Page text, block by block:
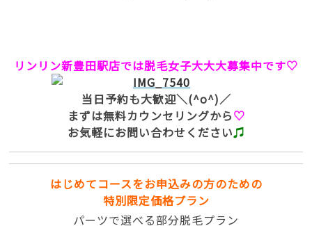
リンリン新豊田駅店では脱毛女子大大大募集中です♡
当日予約も大歓迎＼(^o^)／
まずは無料カウンセリングから♡
お気軽にお問い合わせください♫
はじめてコースをお申込みの方のための
特別限定価格プラン
パーツで選べる部分脱毛プラン